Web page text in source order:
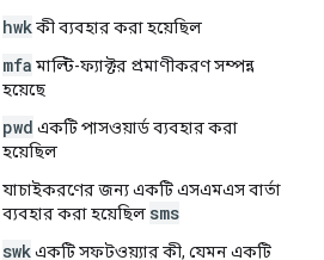
hwkকী ব্যবহার করা হয়েছিল
mfa মাল্টি-ফ্যাক্টর প্রমাণীকরণ সম্পন্ন
হয়েছে
pwd একটি পাসওয়ার্ড ব্যবহার করা
হয়েছিল
যাচাইকরণের জন্য একটি এসএমএস বার্তা
ব্যবহার করা হয়েছিল sms
swkএকটি সফটওয়্যার কী, যেমন একটি